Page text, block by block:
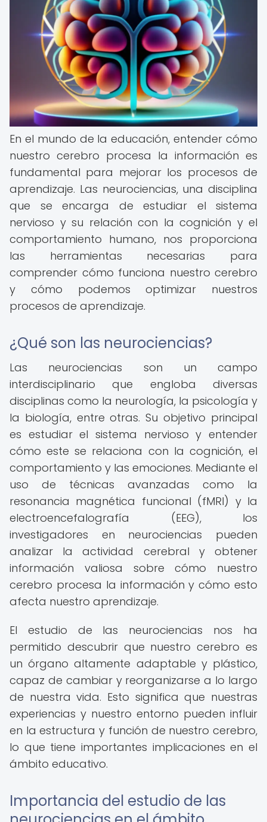
En el mundo de la educación, entender cómo
nuestro cerebro procesa la información es
fundamental para mejorar los procesos de
aprendizaje. Las neurociencias, una disciplina
que se encarga de estudiar el sistema
nervioso y su relación con la cognición y el
comportamiento humano, nos proporciona
las herramientas necesarias para
comprender cómo funciona nuestro cerebro
y cómo podemos optimizar nuestros
procesos de aprendizaje.
¿Qué son las neurociencias?
Las neurociencias son un campo
interdisciplinario que engloba diversas
disciplinas como la neurología, la psicología y
la biología, entre otras. Su objetivo principal
es estudiar el sistema nervioso y entender
cómo este se relaciona con la cognición, el
comportamiento y las emociones. Mediante el
uso de técnicas avanzadas como la
resonancia magnética funcional (fMRI) y la
electroencefalografía (EEG), los
investigadores en neurociencias pueden
analizar la actividad cerebral y obtener
información valiosa sobre cómo nuestro
cerebro procesa la información y cómo esto
afecta nuestro aprendizaje.
El estudio de las neurociencias nos ha
permitido descubrir que nuestro cerebro es
un órgano altamente adaptable y plástico,
capaz de cambiar y reorganizarse a lo largo
de nuestra vida. Esto significa que nuestras
experiencias y nuestro entorno pueden influir
en la estructura y función de nuestro cerebro,
lo que tiene importantes implicaciones en el
ámbito educativo.
Importancia del estudio de las